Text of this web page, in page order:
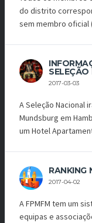
do distrito
sem membro oficial
2017-03-03
A Seleção Nacional
Mundsburg em
um Hotel
RANKING
2017-04-02
A FPMFM tem um
equipas e